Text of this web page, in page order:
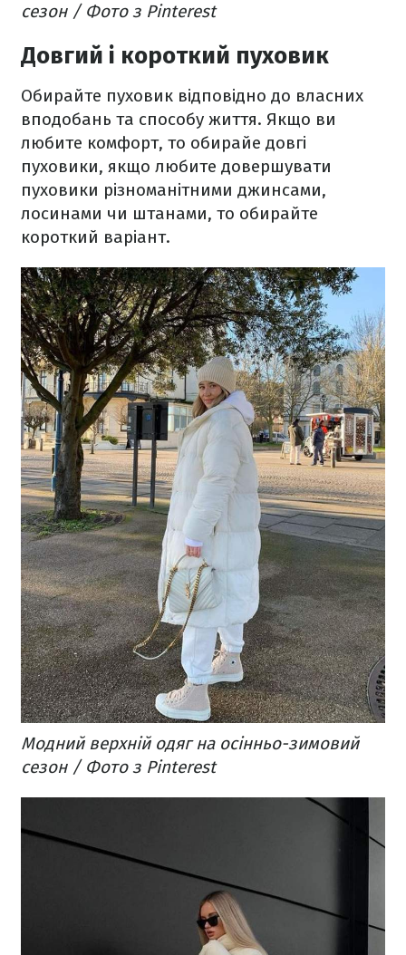
сезон / Фото з Pinterest
Довгий і короткий пуховик
Обирайте пуховик відповідно до власних
вподобань та способу життя. Якщо ви
любите комфорт, то обирайе довгі
пуховики, якщо любите довершувати
пуховики різноманітними джинсами,
лосинами чи штанами, то обирайте
короткий варіант.
Модний верхній одяг на осінньо-зимовий
сезон / Фото з Pinterest